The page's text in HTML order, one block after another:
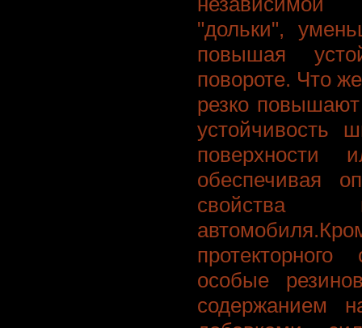
"дольки",
повышая
повороте. Что
резко
устойчивость
поверхности
обеспечивая
свойства
особые
содержанием